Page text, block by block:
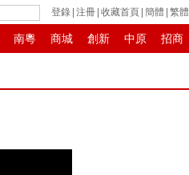
登錄 注冊 收藏首頁 簡體 繁體
南粵 商城 創新 中原 招商